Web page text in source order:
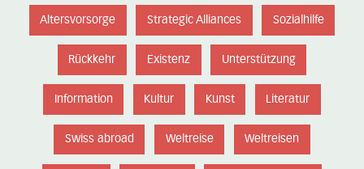
Altersvorsorge Strategic Alliances Sozialhilfe
Rückkehr Existenz Unterstützung
Information Kultur Kunst Literatur
Swiss abroad Weltreise Weltreisen